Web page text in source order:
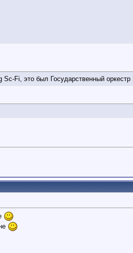
Fi, это был Государственный